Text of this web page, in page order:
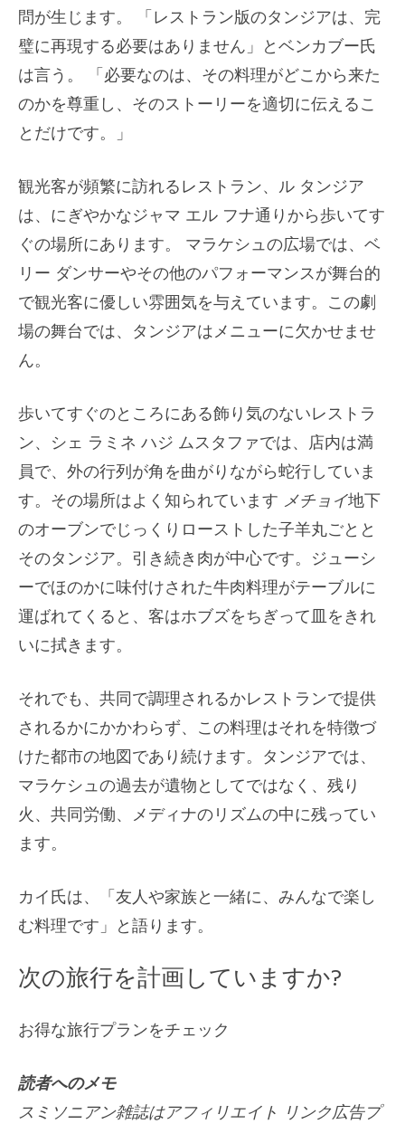
問が生じます。 「レストラン版のタンジアは、完
璧に再現する必要はありません」とベンカブー氏
は言う。 「必要なのは、その料理がどこから来た
のかを尊重し、そのストーリーを適切に伝えるこ
とだけです。」
観光客が頻繁に訪れるレストラン、ル タンジア
は、にぎやかなジャマ エル フナ通りから歩いてす
ぐの場所にあります。
マラケシュの広場では、ベ
リー ダンサーやその他のパフォーマンスが舞台的
で観光客に優しい雰囲気を与えています。この劇
場の舞台では、タンジアはメニューに欠かせませ
ん。
歩いてすぐのところにある飾り気のないレストラ
ン、シェ ラミネ ハジ ムスタファでは、店内は満
員で、外の行列が角を曲がりながら蛇行していま
す。その場所はよく知られています メチョイ地下
のオーブンでじっくりローストした子羊丸ごとと
そのタンジア。引き続き肉が中心です。ジューシ
ーでほのかに味付けされた牛肉料理がテーブルに
運ばれてくると、客はホブズをちぎって皿をきれ
いに拭きます。
それでも、共同で調理されるかレストランで提供
されるかにかかわらず、この料理はそれを特徴づ
けた都市の地図であり続けます。タンジアでは、
マラケシュの過去が遺物としてではなく、残り
火、共同労働、メディナのリズムの中に残ってい
ます。
カイ氏は、「友人や家族と一緒に、みんなで楽し
む料理です」と語ります。
次の旅行を計画していますか?
お得な旅行プランをチェック
読者へのメモ
スミソニアン雑誌はアフィリエイト リンク広告プ